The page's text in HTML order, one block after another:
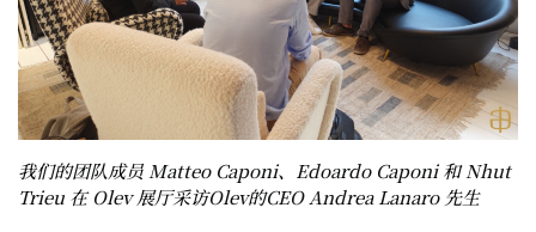
我们的团队成员 Matteo Caponi、Edoardo Caponi 和 Nhut
Trieu 在 Olev 展厅采访Olev的CEO Andrea Lanaro 先生